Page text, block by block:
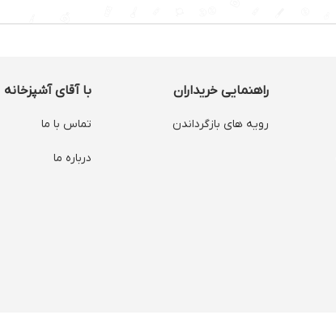
راهنمایی خریداران
رویه های بازگرداندن
با آقای آشپزخانه
تماس با ما
درباره ما